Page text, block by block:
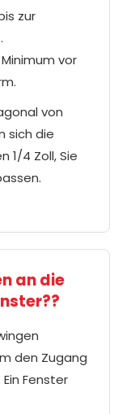
zur
vor
von
sich die
1/4 Zoll, Sie
an die
den Zugang
Fenster